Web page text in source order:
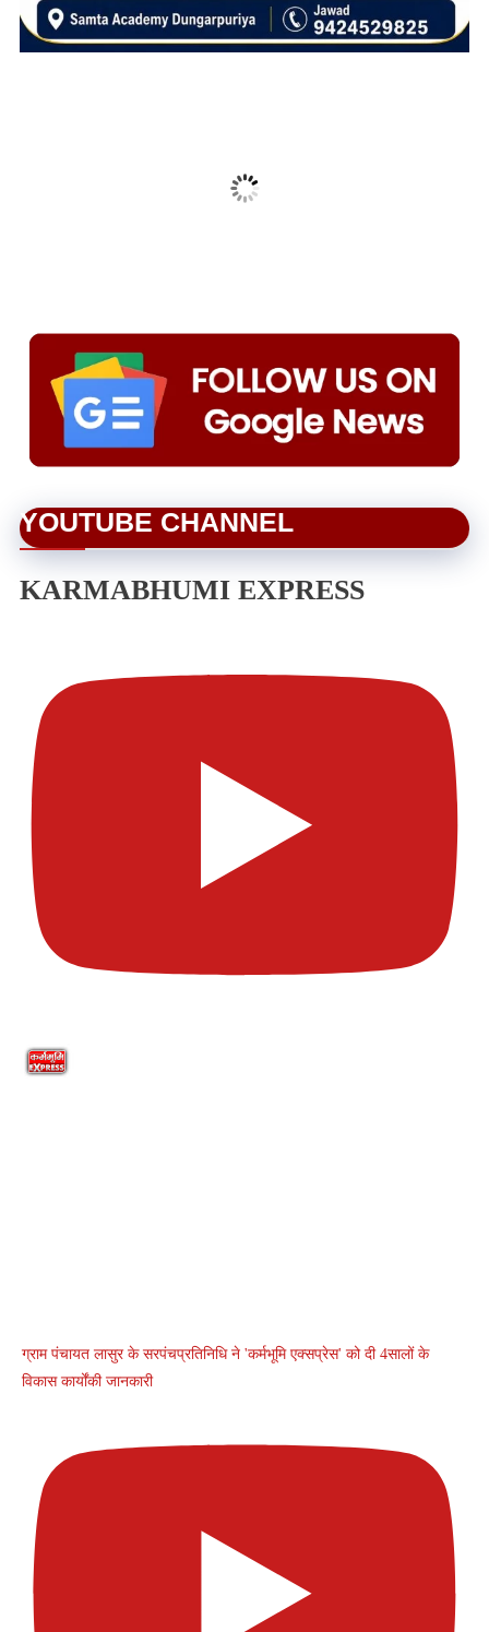
YOUTUBE CHANNEL
KARMABHUMI EXPRESS
ग्राम पंचायत लासुर के सरपंचप्रतिनिधि ने 'कर्मभूमि एक्सप्रेस' को दी 4सालों के
विकास कार्योंकी जानकारी